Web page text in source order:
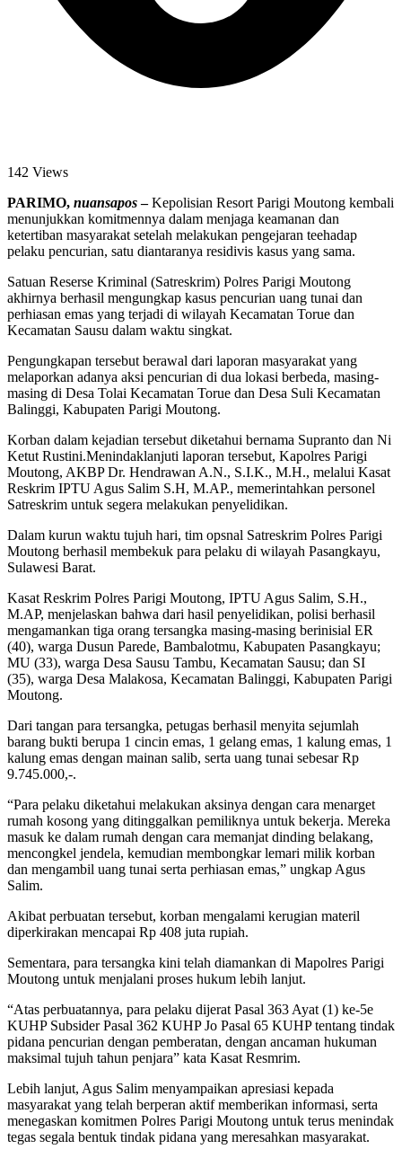
142 Views
PARIMO, nuansapos–Kepolisian Resort Parigi Moutong kembali
menunjukkan komitmennya dalam menjaga keamanan dan
ketertiban masyarakat setelah melakukan pengejaran teehadap
pelaku pencurian, satu diantaranya residivis kasus yang sama.
Satuan Reserse Kriminal (Satreskrim) Polres Parigi Moutong
akhirnya berhasil mengungkap kasus pencurian uang tunai dan
perhiasan emas yang terjadi di wilayah Kecamatan Torue dan
Kecamatan Sausu dalam waktu singkat.
Pengungkapan tersebut berawal dari laporan masyarakat yang
melaporkan adanya aksi pencurian di dua lokasi berbeda, masing-
masing di Desa Tolai Kecamatan Torue dan Desa Suli Kecamatan
Balinggi, Kabupaten Parigi Moutong.
Korban dalam kejadian tersebut diketahui bernama Supranto dan Ni
Ketut Rustini.Menindaklanjuti laporan tersebut, Kapolres Parigi
Moutong, AKBP Dr. Hendrawan A.N., S.I.K., M.H., melalui Kasat
Reskrim IPTU Agus Salim S.H, M.AP., memerintahkan personel
Satreskrim untuk segera melakukan penyelidikan.
Dalam kurun waktu tujuh hari, tim opsnal Satreskrim Polres Parigi
Moutong berhasil membekuk para pelaku di wilayah Pasangkayu,
Sulawesi Barat.
Kasat Reskrim Polres Parigi Moutong, IPTU Agus Salim, S.H.,
M.AP, menjelaskan bahwa dari hasil penyelidikan, polisi berhasil
mengamankan tiga orang tersangka masing-masing berinisial ER
(40), warga Dusun Parede, Bambalotmu, Kabupaten Pasangkayu;
MU (33), warga Desa Sausu Tambu, Kecamatan Sausu; dan SI
(35), warga Desa Malakosa, Kecamatan Balinggi, Kabupaten Parigi
Moutong.
Dari tangan para tersangka, petugas berhasil menyita sejumlah
barang bukti berupa 1 cincin emas, 1 gelang emas, 1 kalung emas, 1
kalung emas dengan mainan salib, serta uang tunai sebesar Rp
9.745.000,-.
“Para pelaku diketahui melakukan aksinya dengan cara menarget
rumah kosong yang ditinggalkan pemiliknya untuk bekerja. Mereka
masuk ke dalam rumah dengan cara memanjat dinding belakang,
mencongkel jendela, kemudian membongkar lemari milik korban
dan mengambil uang tunai serta perhiasan emas,” ungkap Agus
Salim.
Akibat perbuatan tersebut, korban mengalami kerugian materil
diperkirakan mencapai Rp 408 juta rupiah.
Sementara, para tersangka kini telah diamankan di Mapolres Parigi
Moutong untuk menjalani proses hukum lebih lanjut.
“Atas perbuatannya, para pelaku dijerat Pasal 363 Ayat (1) ke-5e
KUHP Subsider Pasal 362 KUHP Jo Pasal 65 KUHP tentang tindak
pidana pencurian dengan pemberatan, dengan ancaman hukuman
maksimal tujuh tahun penjara” kata Kasat Resmrim.
Lebih lanjut, Agus Salim menyampaikan apresiasi kepada
masyarakat yang telah berperan aktif memberikan informasi, serta
menegaskan komitmen Polres Parigi Moutong untuk terus menindak
tegas segala bentuk tindak pidana yang meresahkan masyarakat.